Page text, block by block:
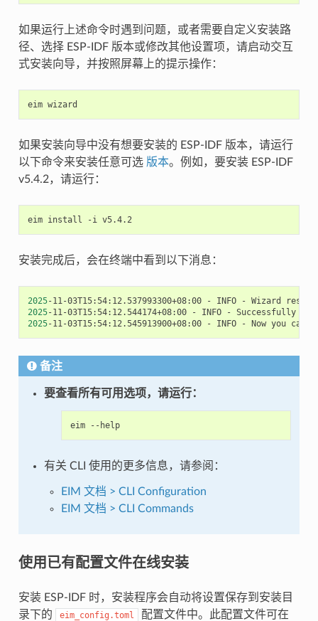
如果运行上述命令时遇到问题，或者需要自定义安装路
径、选择 ESP-IDF 版本或修改其他设置项，请启动交互
式安装向导，并按照屏幕上的提示操作：
eim
如果安装向导中没有想要安装的 ESP-IDF 版本，请运行
以下命令来安装任意可选 版本。例如，要安装 ESP-IDF
v5.4.2，请运行：
eim install -i v5.4.2
安装完成后，会在终端中看到以下消息：
2025-11-03T15:54:12.537993300+08:00 - INFO - Wizard
2025-11-03T15:54:12.544174+08:00 - INFO - Successfully
2025-11-03T15:54:12.545913900+08:00 - INFO - Now you can
备注
要查看所有可用选项，请运行：
eim --help
有关 CLI 使用的更多信息，请参阅：
EIM 文档 > CLI Configuration
EIM 文档 > CLI Commands
使用已有配置文件在线安装
安装 ESP-IDF 时，安装程序会自动将设置保存到安装目
录下的
eim_config.toml
配置文件中。此配置文件可在